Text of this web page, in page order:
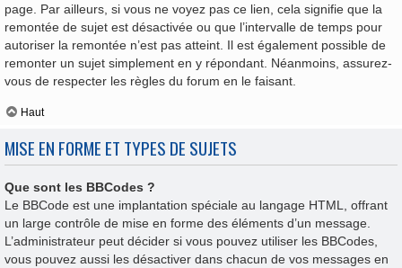
page. Par ailleurs, si vous ne voyez pas ce lien, cela signifie que la
remontée de sujet est désactivée ou que l’intervalle de temps pour
autoriser la remontée n’est pas atteint. Il est également possible de
remonter un sujet simplement en y répondant. Néanmoins, assurez-
vous de respecter les règles du forum en le faisant.
Haut
MISE EN FORME ET TYPES DE SUJETS
Que sont les BBCodes ?
Le BBCode est une implantation spéciale au langage HTML, offrant
un large contrôle de mise en forme des éléments d’un message.
L’administrateur peut décider si vous pouvez utiliser les BBCodes,
vous pouvez aussi les désactiver dans chacun de vos messages en